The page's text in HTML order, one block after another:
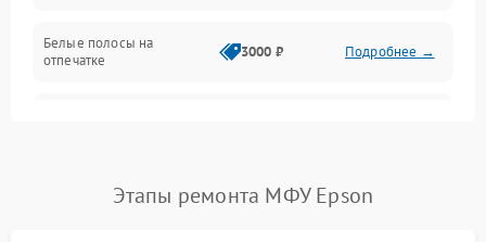
Изображение
Белые полосы на
отпечатке
3000 ₽ Подробнее →
Этапы ремонта МФУ Epson